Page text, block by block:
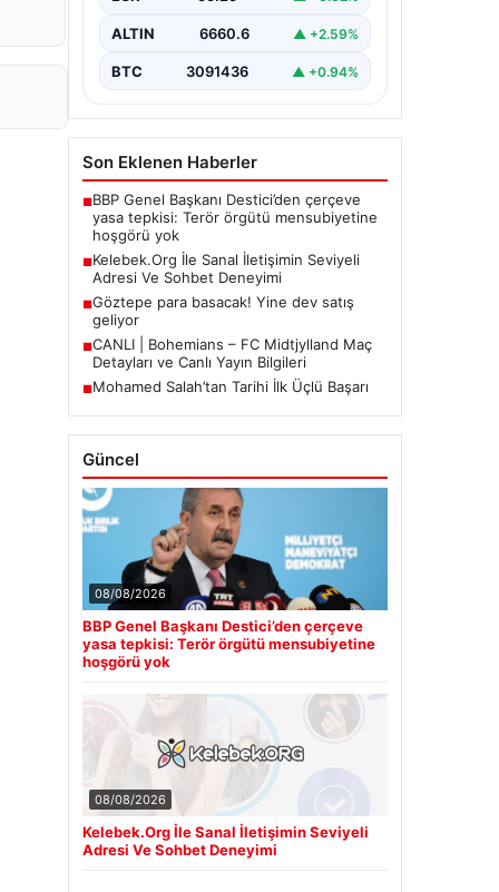
ALTIN 6660.6 ▲ +2.59%
BTC 3091436 ▲ +0.94%
Son Eklenen Haberler
■BBP Genel Başkanı Destici’den çerçeve
yasa tepkisi: Terör örgütü mensubiyetine
hoşgörü yok
■Kelebek.Org İle Sanal İletişimin Seviyeli
Adresi Ve Sohbet Deneyimi
■Göztepe para basacak! Yine dev satış
geliyor
■CANLI | Bohemians – FC Midtjylland Maç
Detayları ve Canlı Yayın Bilgileri
■Mohamed Salah’tan Tarihi İlk Üçlü Başarı
Güncel
08/08/2026
BBP Genel Başkanı Destici’den çerçeve
yasa tepkisi: Terör örgütü mensubiyetine
hoşgörü yok
08/08/2026
Kelebek.Org İle Sanal İletişimin Seviyeli
Adresi Ve Sohbet Deneyimi